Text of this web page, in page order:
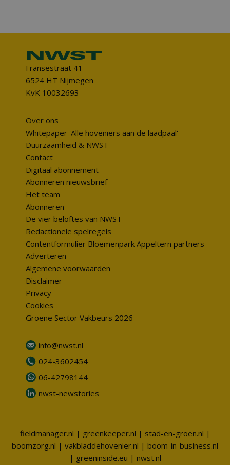
Fransestraat 41
6524 HT Nijmegen
KvK 10032693
Over ons
Whitepaper 'Alle hoveniers aan de laadpaal'
Duurzaamheid & NWST
Contact
Digitaal abonnement
Abonneren nieuwsbrief
Het team
Abonneren
De vier beloftes van NWST
Redactionele spelregels
Contentformulier Bloemenpark Appeltern partners
Adverteren
Algemene voorwaarden
Disclaimer
Privacy
Cookies
Groene Sector Vakbeurs 2026
info@nwst.nl
024-3602454
06-42798144
nwst-newstories
fieldmanager.nl | greenkeeper.nl | stad-en-groen.nl |
boomzorg.nl | vakbladdehovenier.nl | boom-in-business.nl
| greeninside.eu | nwst.nl